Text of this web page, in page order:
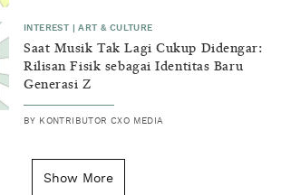
INTEREST |ART & CULTURE
Saat Musik Tak Lagi Cukup Didengar:
Rilisan Fisik sebagai Identitas Baru
Generasi Z
BY KONTRIBUTOR CXO MEDIA
Kenapa Tahun Baru Ditandai pada
Show More